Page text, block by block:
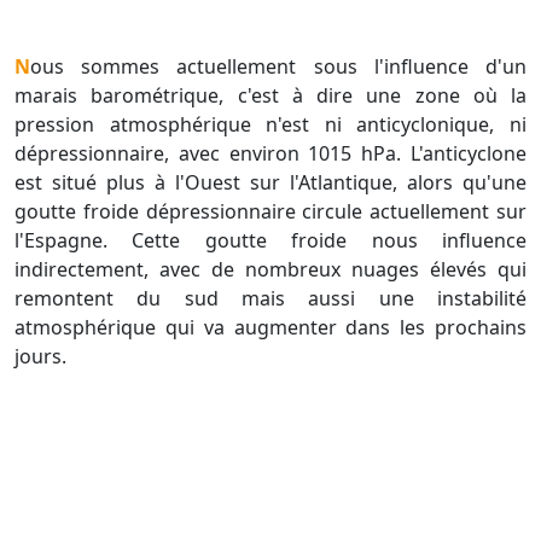
Nous sommes actuellement sous l'influence d'un
marais barométrique, c'est à dire une zone où la
pression atmosphérique n'est ni anticyclonique, ni
dépressionnaire, avec environ 1015 hPa. L'anticyclone
est situé plus à l'Ouest sur l'Atlantique, alors qu'une
goutte froide dépressionnaire circule actuellement sur
l'Espagne. Cette goutte froide nous influence
indirectement, avec de nombreux nuages élevés qui
remontent du sud mais aussi une instabilité
atmosphérique qui va augmenter dans les prochains
jours.